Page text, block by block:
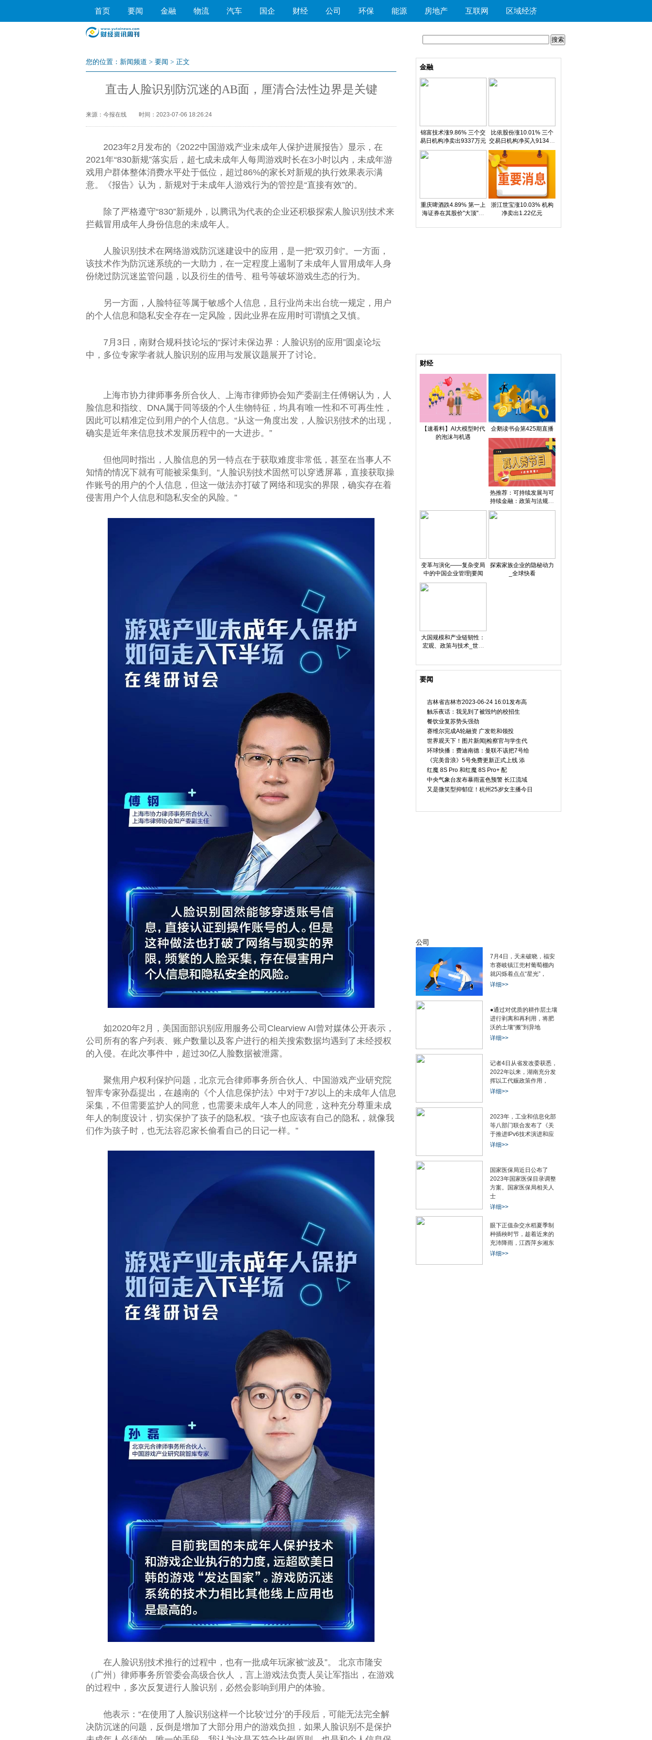
首页 要闻 金融 物流 汽车 国企 财经 公司 环保 能源 房地产 互联网 区域经济
您的位置： 新闻频道 > 要闻 > 正文
直击人脸识别防沉迷的AB面，厘清合法性边界是关键
来源：今报在线 时间：2023-07-06 18:26:24
2023年2月发布的《2022中国游戏产业未成年人保护进展报告》显示，在
2021年“830新规”落实后，超七成未成年人每周游戏时长在3小时以内，未成年游
戏用户群体整体消费水平处于低位，超过86%的家长对新规的执行效果表示满
意。《报告》认为，新规对于未成年人游戏行为的管控是“直接有效”的。
除了严格遵守“830”新规外，以腾讯为代表的企业还积极探索人脸识别技术来
拦截冒用成年人身份信息的未成年人。
人脸识别技术在网络游戏防沉迷建设中的应用，是一把“双刃剑”。一方面，
该技术作为防沉迷系统的一大助力，在一定程度上遏制了未成年人冒用成年人身
份绕过防沉迷监管问题，以及衍生的借号、租号等破坏游戏生态的行为。
另一方面，人脸特征等属于敏感个人信息，且行业尚未出台统一规定，用户
的个人信息和隐私安全存在一定风险，因此业界在应用时可谓慎之又慎。
7月3日，南财合规科技论坛的“探讨未保边界：人脸识别的应用”圆桌论坛
中，多位专家学者就人脸识别的应用与发展议题展开了讨论。
上海市协力律师事务所合伙人、上海市律师协会知产委副主任傅钢认为，人
脸信息和指纹、DNA属于同等级的个人生物特征，均具有唯一性和不可再生性，
因此可以精准定位到用户的个人信息。“从这一角度出发，人脸识别技术的出现，
确实是近年来信息技术发展历程中的一大进步。”
但他同时指出，人脸信息的另一特点在于获取难度非常低，甚至在当事人不
知情的情况下就有可能被采集到。“人脸识别技术固然可以穿透屏幕，直接获取操
作账号的用户的个人信息，但这一做法亦打破了网络和现实的界限，确实存在着
侵害用户个人信息和隐私安全的风险。”
如2020年2月，美国面部识别应用服务公司Clearview AI曾对媒体公开表示，
公司所有的客户列表、账户数量以及客户进行的相关搜索数据均遇到了未经授权
的入侵。在此次事件中，超过30亿人脸数据被泄露。
聚焦用户权利保护问题，北京元合律师事务所合伙人、中国游戏产业研究院
智库专家孙磊提出，在越南的《个人信息保护法》中对于7岁以上的未成年人信息
采集，不但需要监护人的同意，也需要未成年人本人的同意，这种充分尊重未成
年人的制度设计，切实保护了孩子的隐私权。“孩子也应该有自己的隐私，就像我
们作为孩子时，也无法容忍家长偷看自己的日记一样。”
在人脸识别技术推行的过程中，也有一批成年玩家被“波及”。 北京市隆安
（广州）律师事务所管委会高级合伙人 ，言上游戏法负责人吴让军指出，在游戏
的过程中，多次反复进行人脸识别，必然会影响到用户的体验。
他表示：“在使用了人脸识别这样一个比较‘过分’的手段后，可能无法完全解
决防沉迷的问题，反倒是增加了大部分用户的游戏负担，如果人脸识别不是保护
金融
锦富技术涨9.86% 三个交
易日机构净卖出9337万元
比依股份涨10.01% 三个
交易日机构净买入9134万
元
重庆啤酒跌4.89% 第一上
海证券在其股价"大顶"喊
浙江世宝涨10.03% 机构
净卖出1.22亿元
财经
【速看料】AI大模型时代
的泡沫与机遇
企鹅读书会第425期直播
热推荐：可持续发展与可
持续金融：政策与法规成
就市场
变革与演化——复杂变局
中的中国企业管理|要闻
探索家族企业的隐秘动力
_全球快看
大国规模和产业链韧性：
宏观、政策与技术_世界
要闻
吉林省吉林市2023-06-24 16:01发布高
触乐夜话：我见到了被毁约的校招生
餐饮业复苏势头强劲
赛维尔完成A轮融资 广发乾和领投
世界观天下！图片新闻|检察官与学生代
环球快播：费迪南德：曼联不该把7号给
《完美音浪》5号免费更新正式上线 添
红魔 8S Pro 和红魔 8S Pro+ 配
中央气象台发布暴雨蓝色预警 长江流域
又是微笑型抑郁症！杭州25岁女主播今日
公司
7月4日，天未破晓，福安
市赛岐镇江兜村葡萄棚内
就闪烁着点点“星光”，
详细>>
●通过对优质的耕作层土壤
进行剥离和再利用，将肥
沃的土壤“搬”到异地
详细>>
记者4日从省发改委获悉，
2022年以来，湖南充分发
挥以工代赈政策作用，
详细>>
2023年，工业和信息化部
等八部门联合发布了《关
于推进IPv6技术演进和应
详细>>
国家医保局近日公布了
2023年国家医保目录调整
方案。国家医保局相关人
士
详细>>
眼下正值杂交水稻夏季制
种插秧时节，趁着近来的
充沛降雨，江西萍乡湘东
详细>>